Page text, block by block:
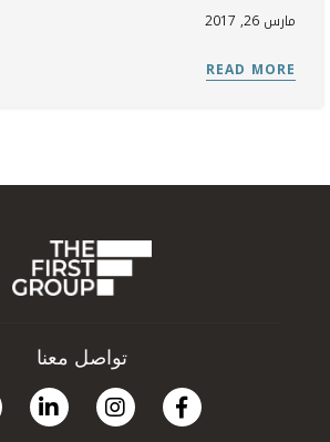
مارس 26, 2017
تواصل معنا